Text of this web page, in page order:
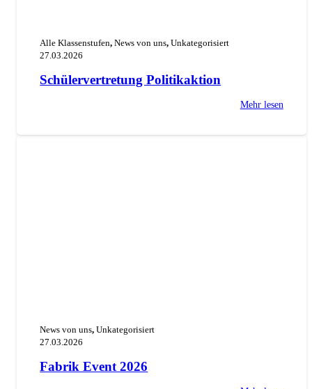
Alle Klassenstufen,News von uns,Unkategorisiert
27.03.2026
Schülervertretung Politikaktion
Mehr lesen
News von uns,Unkategorisiert
27.03.2026
Fabrik Event 2026